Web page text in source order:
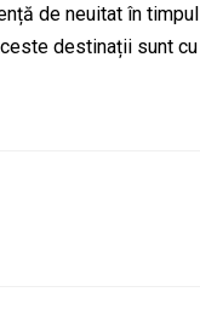
de neuitat în timpul
destinații sunt cu